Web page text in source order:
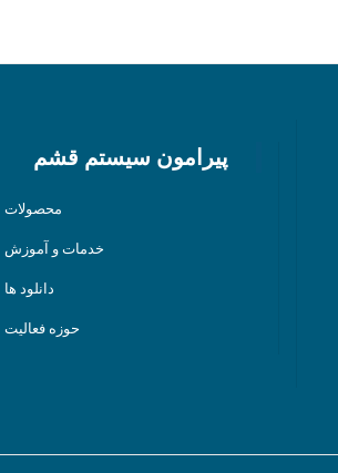
پیرامون سیستم قشم
محصولات
خدمات و آموزش
دانلود ها
حوزه فعالیت